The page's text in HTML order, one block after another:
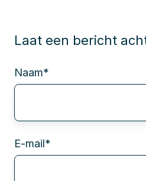
Laat een bericht
Naam*
E-mail*